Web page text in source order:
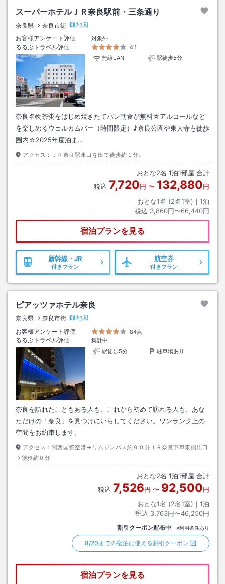
スーパーホテルＪＲ奈良駅前・三条通り
奈良県 奈良市街
地図
お客様アンケート評価
対象外
るるぶトラベル評価
4.1
無線LAN
駅徒歩5分
奈良名物茶粥をはじめ焼きたてパン朝食が無料☆アルコールなど
を楽しめるウェルカムバー（時間限定）♪奈良公園や東大寺も徒歩
圏内☆2025年度泊ま…
アクセス： ＪＲ奈良駅東口を出て徒歩約１分。
おとな2名 1泊1部屋 合計
税込 7,720円 〜 132,880円
おとな1名 (2名1室)｜ 1泊
税込 3,860円〜66,440円
宿泊プランを見る
新幹線・JR
付きプラン
航空券
付きプラン
ピアッツァホテル奈良
奈良県 奈良市街
地図
お客様アンケート評価
84点
るるぶトラベル評価
集計中
駅徒歩5分
駐車場あり
奈良を訪れたこともある人も、これから初めて訪れる人も、あな
ただけの「奈良」を見つけにいらしてください。ワンランク上の
空間をお約束します。
アクセス： 関西国際空港→リムジンバス約９０分ＪＲ奈良下車東側出口
→徒歩約０分
おとな2名 1泊1部屋 合計
税込 7,526円 〜 92,500円
おとな1名 (2名1室)｜ 1泊
税込 3,763円〜46,250円
割引クーポン配布中 ※利用条件あり
8/20までの宿泊に使える割引クーポン
宿泊プランを見る